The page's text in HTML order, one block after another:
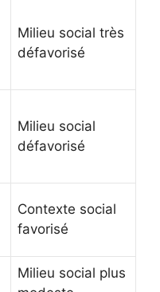
Milieu social très
défavorisé
Milieu social
défavorisé
Contexte social
favorisé
Milieu social plus